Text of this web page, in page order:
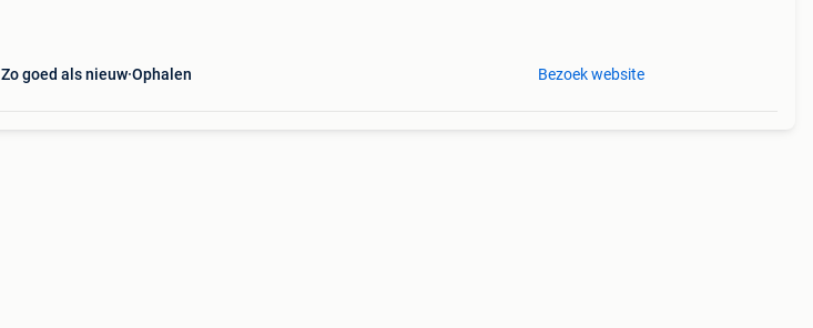
Zo goed als nieuw Ophalen Bezoek website